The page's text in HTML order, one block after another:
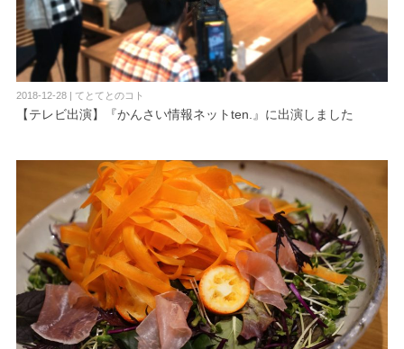
2018-12-28 | てとてとのコト
【テレビ出演】『かんさい情報ネットten.』に出演しました